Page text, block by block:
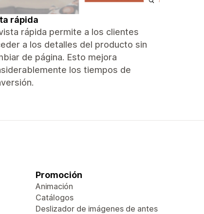
rápida
rápida permite a los clientes
a los detalles del producto sin
de página. Esto mejora
los tiempos de
Promoción
Animación
Catálogos
Deslizador de imágenes de antes